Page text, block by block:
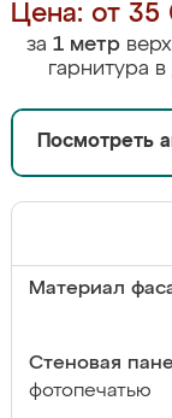
Цена: от
за 1 метр
гарнитура
Посмотреть
Материал
Стеновая
фотопечатью